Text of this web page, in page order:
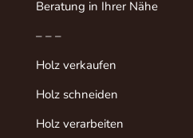
Beratung in Ihrer Nähe
– – –
Holz verkaufen
Holz schneiden
Holz verarbeiten